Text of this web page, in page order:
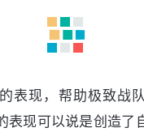
表现，帮助极致战
表现可以说是创造了